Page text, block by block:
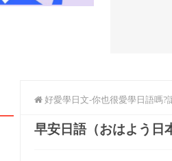
好愛學日文-你也很愛學日語嗎?
早安日語（おはよう日